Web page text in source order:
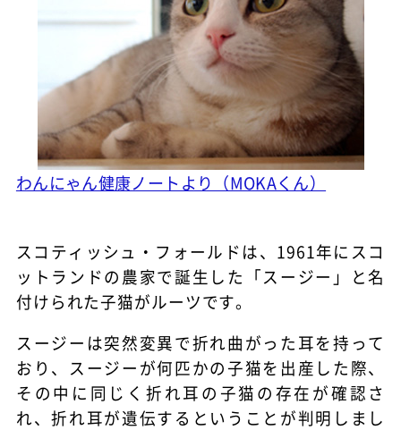
わんにゃん健康ノートより（MOKAくん）
スコティッシュ・フォールドは、1961年にスコ
ットランドの農家で誕生した「スージー」と名
付けられた子猫がルーツです。
スージーは突然変異で折れ曲がった耳を持って
おり、スージーが何匹かの子猫を出産した際、
その中に同じく折れ耳の子猫の存在が確認さ
れ、折れ耳が遺伝するということが判明しまし